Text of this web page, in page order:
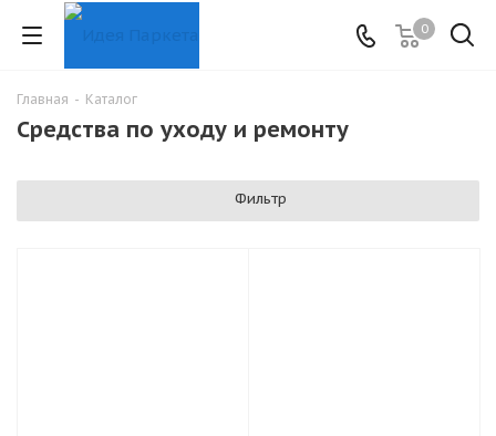
0
Главная - Каталог
Средства по уходу и ремонту
Фильтр